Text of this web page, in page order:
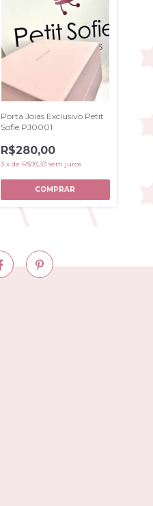
Porta Joias Exclusivo Petit
Sofie PJ0001
R$280,00
3 x de R$93,33 sem juros